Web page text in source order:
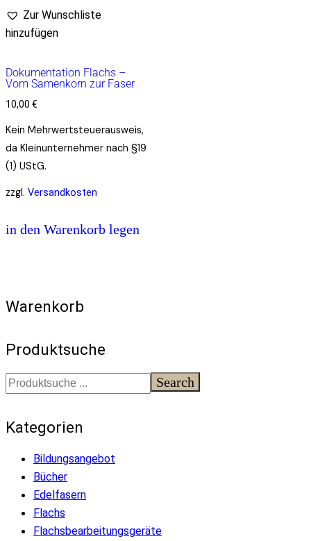
Zur Wunschliste
hinzufügen
Dokumentation Flachs –
Vom Samenkorn zur Faser
10,00 €
Kein Mehrwertsteuerausweis,
da Kleinunternehmer nach §19
(1) UStG.
zzgl. Versandkosten
in den Warenkorb legen
Warenkorb
Produktsuche
Search
Kategorien
Bildungsangebot
Bücher
Edelfasern
Flachs
Flachsbearbeitungsgeräte